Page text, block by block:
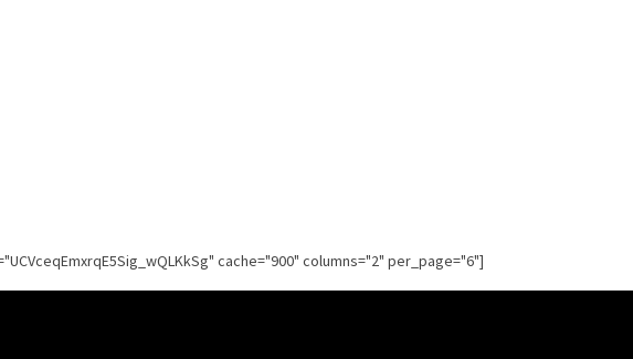
cache="900" columns="2" per_page="6"]